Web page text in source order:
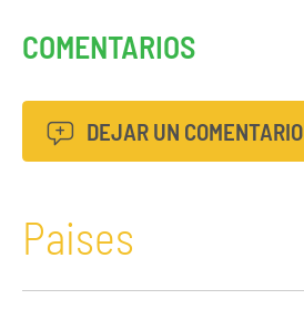
COMENTARIOS
DEJAR UN COMENTARIO
Paises